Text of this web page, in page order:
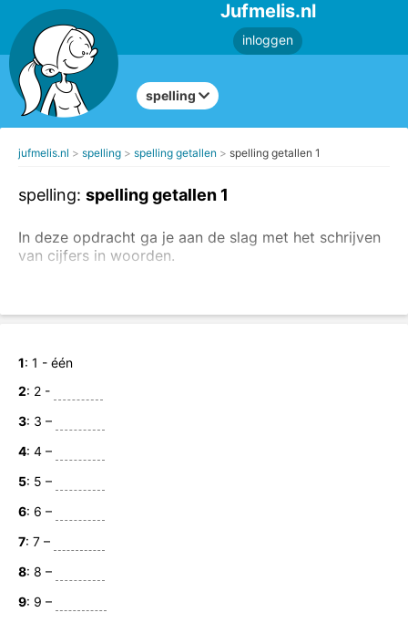
Jufmelis.nl
inloggen
spelling
jufmelis.nl spelling spelling getallen spelling getallen 1
spelling: spelling getallen 1
In deze opdracht ga je aan de slag met het schrijven
van cijfers in woorden.
1: 1 - één
2: 2 -
3: 3 –
4: 4 –
5: 5 –
6: 6 –
7: 7 –
8: 8 –
9: 9 –